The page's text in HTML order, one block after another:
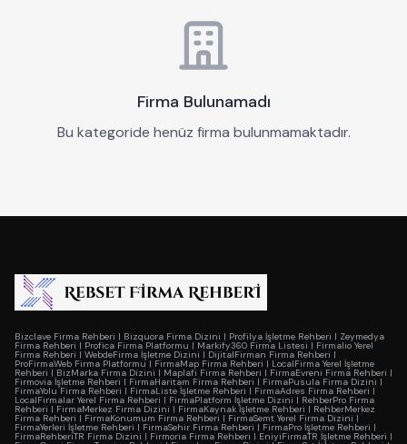
Firma Bulunamadı
Bu kategoride henüz firma bulunmamaktadır.
Bizclave Firma Rehberi | Bizquora Firma Dizini | Profilya İşletme Rehberi | Zeymedya
Firma Rehberi | Profica Firma Platformu | Markify360 Firma Listesi | Firmalio Yerel
Firma Rehberi | WebdeFirma İşletme Dizini | DijitalFirman Firma Rehberi |
ProFirmaWeb Firma Platformu | FirmaMap Firma Rehberi | LocalFirma Yerel İşletme
Rehberi | BizMarka Firma Dizini | Maplafi Firma Rehberi | FirmaEvreni Firma Rehberi |
Firmovia İşletme Rehberi | FirmaHaritam Firma Rehberi | FirmaPusula Firma Dizini |
FirmaYolu Firma Rehberi | FirmaListe İşletme Rehberi | FirmaAdres Firma Rehberi |
LocalFirmalar Yerel Firma Rehberi | FirmaPlatform İşletme Dizini | RehberPro Firma
Rehberi | FirmaMerkez Firma Dizini | FirmaKaynak İşletme Rehberi | RehberMerkez
Firma Rehberi | FirmaKonumum Firma Rehberi | FirmaSemt Yerel Firma Dizini |
FirmaYerleri İşletme Rehberi | FirmaSehir Firma Rehberi | FirmaPro İşletme Rehberi |
FirmaRehberiTR Firma Dizini | Firmoria Firma Rehberi | EniyiFirmaTR İşletme Rehberi |